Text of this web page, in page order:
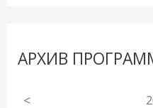
АРХИВ
<